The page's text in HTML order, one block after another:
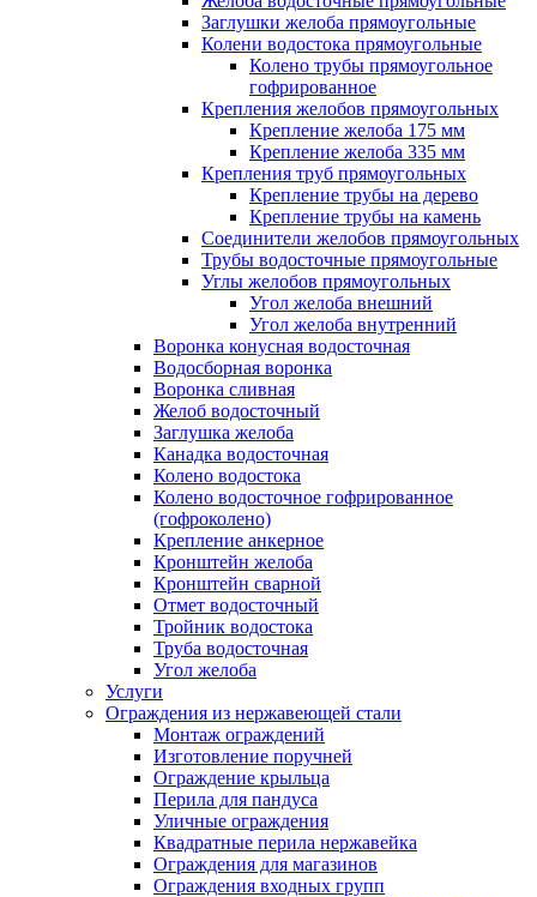
Заглушки желоба прямоугольные
Колени водостока прямоугольные
Колено трубы прямоугольное
гофрированное
Крепления желобов прямоугольных
Крепление желоба 175 мм
Крепление желоба 335 мм
Крепления труб прямоугольных
Крепление трубы на дерево
Крепление трубы на камень
Соединители желобов прямоугольных
Трубы водосточные прямоугольные
Углы желобов прямоугольных
Угол желоба внешний
Угол желоба внутренний
Воронка конусная водосточная
Водосборная воронка
Воронка сливная
Желоб водосточный
Заглушка желоба
Канадка водосточная
Колено водостока
Колено водосточное гофрированное
(гофроколено)
Крепление анкерное
Кронштейн желоба
Кронштейн сварной
Отмет водосточный
Тройник водостока
Труба водосточная
Угол желоба
Услуги
Ограждения из нержавеющей стали
Монтаж ограждений
Изготовление поручней
Ограждение крыльца
Перила для пандуса
Уличные ограждения
Квадратные перила нержавейка
Ограждения для магазинов
Ограждения входных групп